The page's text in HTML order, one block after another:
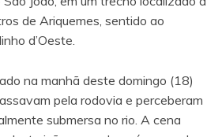
de Ariquemes, sentido ao
d’Oeste.
na manhã deste domingo (18)
pela rodovia e perceberam
submersa no rio. A cena